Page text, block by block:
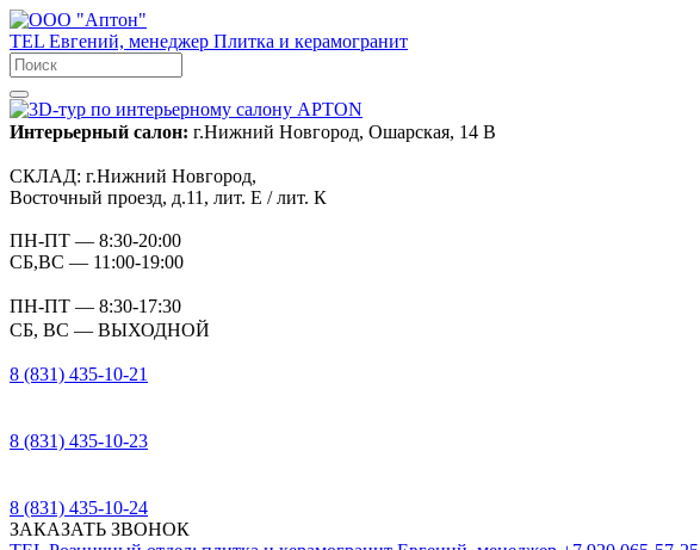
TEL Евгений, менеджер Плитка и керамогранит
Интерьерный салон: г.Нижний Новгород, Ошарская, 14 В
СКЛАД: г.Нижний Новгород,
Восточный проезд, д.11, лит. Е / лит. К
ПН-ПТ — 8:30-20:00
СБ,ВС — 11:00-19:00
ПН-ПТ — 8:30-17:30
СБ, ВС — ВЫХОДНОЙ
8 (831) 435-10-21
8 (831) 435-10-23
8 (831) 435-10-24
ЗАКАЗАТЬ ЗВОНОК